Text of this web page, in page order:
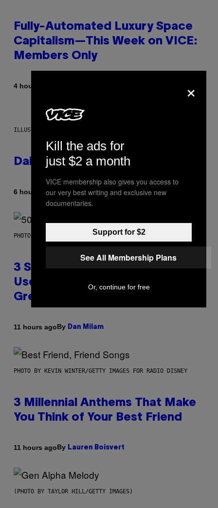
Fully-Automated Luxury Space
Capitalism—This Week on VICE:
Members Only
4 hours ago
ILLUSTRATION BY REESA.
Daily Horoscope: August 7, 2026
6 hours agoByAshley Fike
PHOTO BY GREGORY BOJORQUEZ/GETTY IMAGES
3 Songs That Were Commonly
Used As a Ringtone or Voicemail
Greeting in the 2000s
11 hours agoBy Dan Milam
PHOTO BY KEVIN WINTER/GETTY IMAGES FOR RADIO DISNEY
3 Millennial Anthems That Make
You Think of Your Best Friend
11 hours agoBy Lauren Boisvert
(PHOTO BY TAYLOR HILL/GETTY IMAGES)
×
Kill the ads for
just $2 a month
VICE membership also gives you access to
our very best writing and exclusive new
documentaries.
Support for $2
See All Membership Plans
Or, continue for free